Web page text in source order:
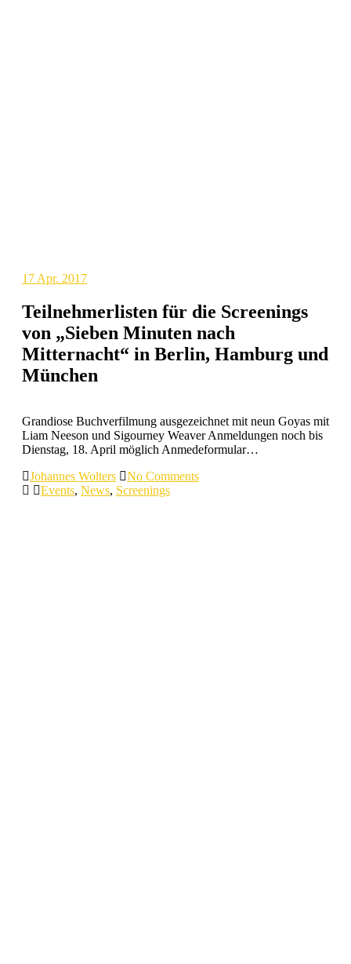
17 Apr. 2017
Teilnehmerlisten für die Screenings
von „Sieben Minuten nach
Mitternacht“ in Berlin, Hamburg und
München
Grandiose Buchverfilmung ausgezeichnet mit neun Goyas mit
Liam Neeson und Sigourney Weaver Anmeldungen noch bis
Dienstag, 18. April möglich Anmedeformular…
Johannes Wolters
No Comments
Events, News, Screenings